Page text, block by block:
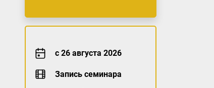
с 26 августа 2026
Запись семинара